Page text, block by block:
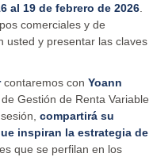
al 19 de febrero de 2026
comerciales y de
usted y presentar las claves
contaremos con Yoann
Gestión de Renta Variable
compartirá su
inspiran la estrategia de
que se perfilan en los